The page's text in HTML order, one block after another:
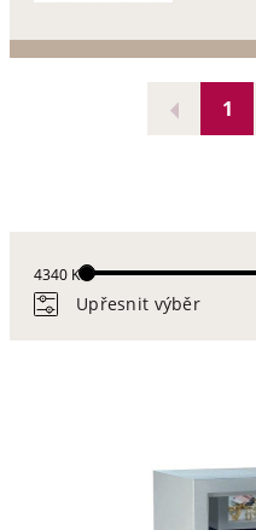
1
Upřesnit výběr
4340 Kč